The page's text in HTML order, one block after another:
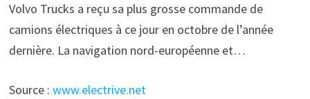
Volvo Trucks a reçu sa plus grosse commande de
camions électriques à ce jour en octobre de l’année
dernière. La navigation nord-européenne et…
Source : www.electrive.net